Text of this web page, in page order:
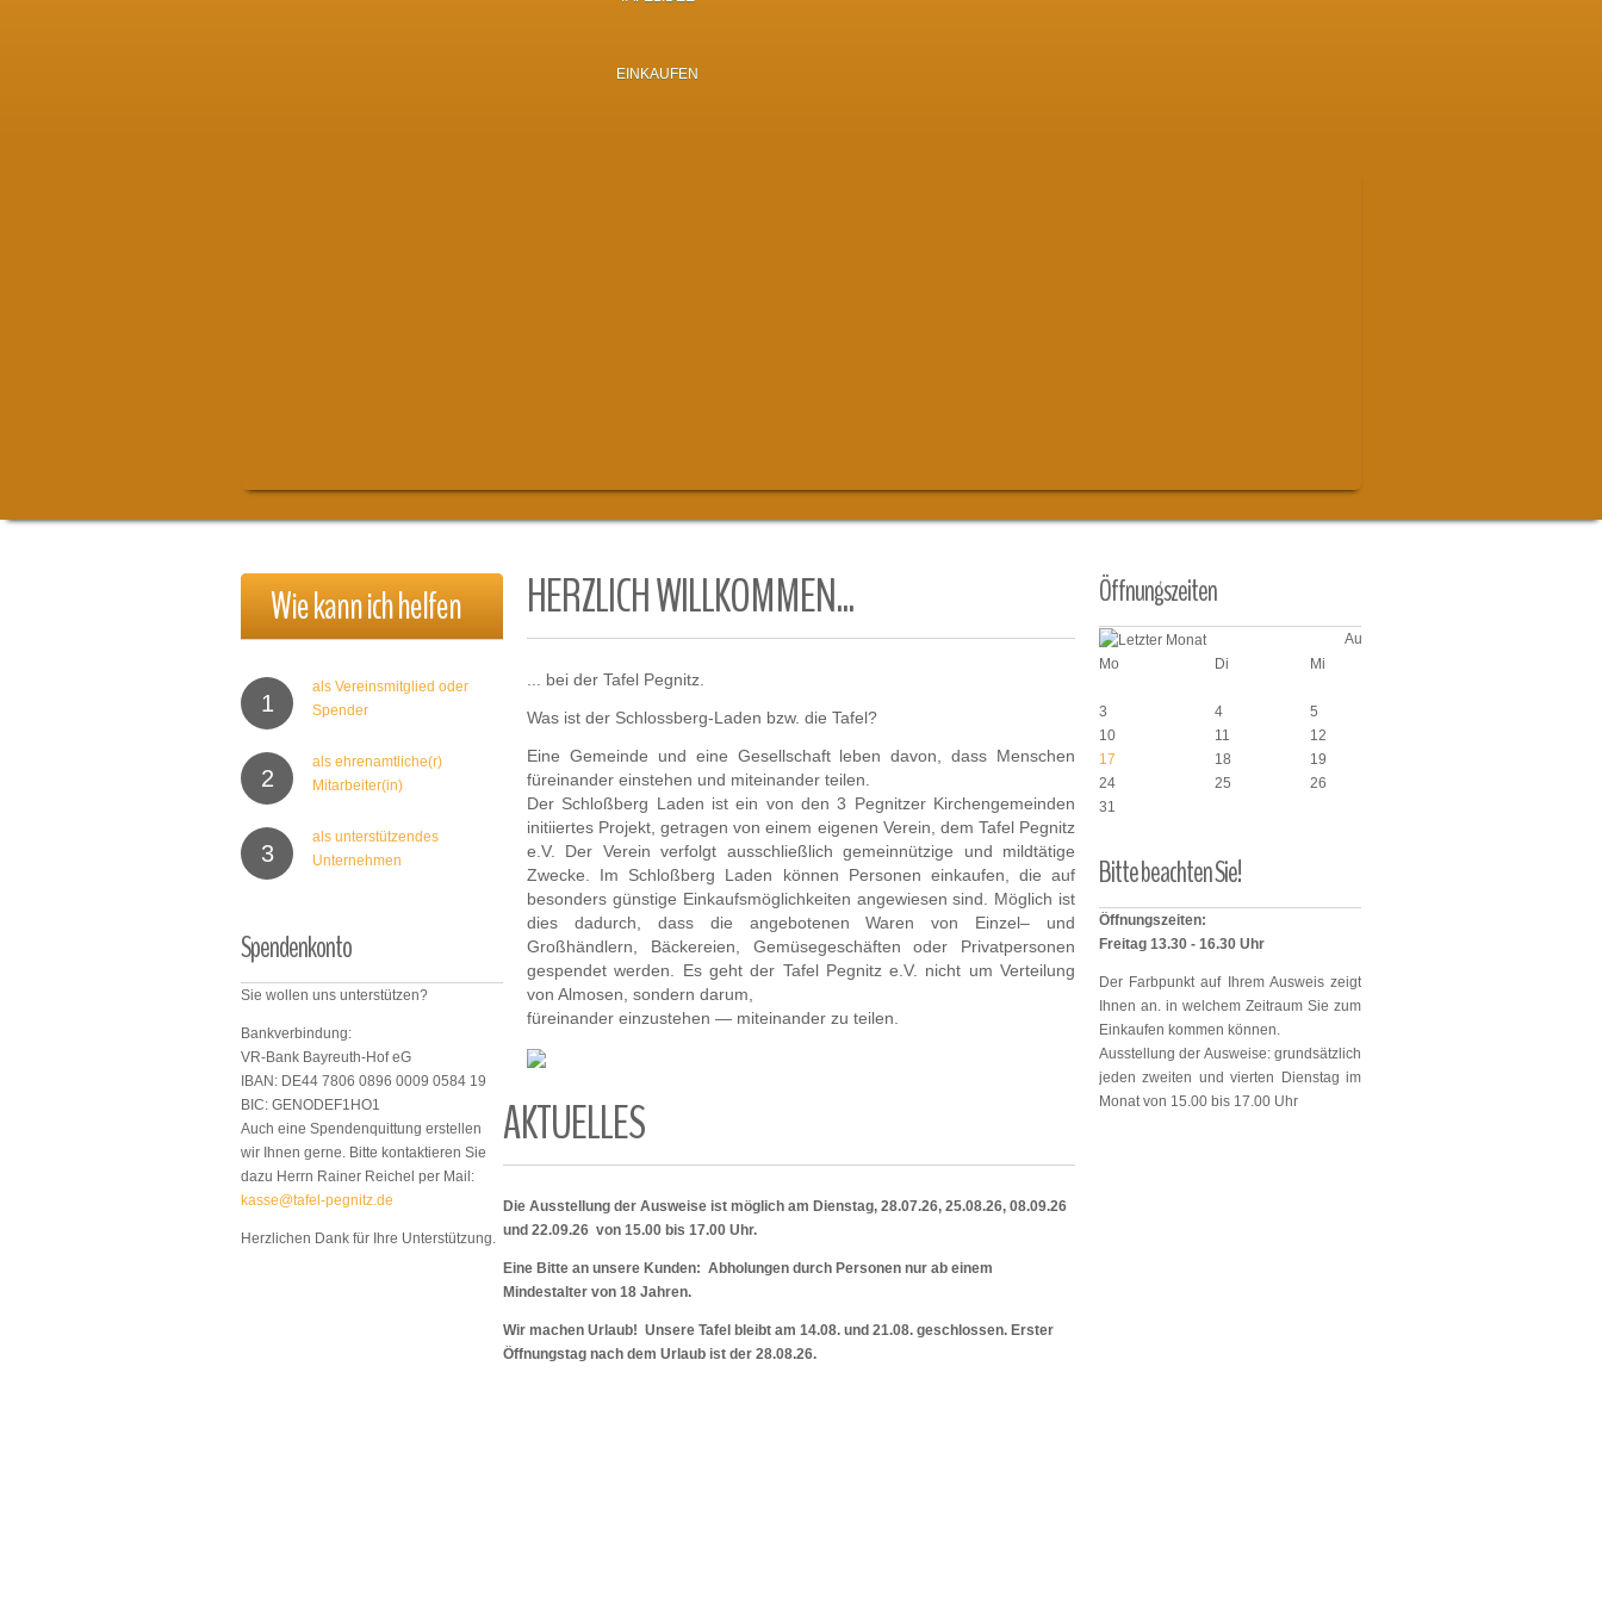
EINKAUFEN
Wiekannichhelfen
1
als Vereinsmitglied oder
Spender
2
als ehrenamtliche(r)
Mitarbeiter(in)
3
als unterstützendes
Unternehmen
Spendenkonto
Sie wollen uns unterstützen?
Bankverbindung:
VR-Bank Bayreuth-Hof eG
IBAN: DE44 7806 0896 0009 0584 19
BIC: GENODEF1HO1
Auch eine Spendenquittung erstellen
wir Ihnen gerne. Bitte kontaktieren Sie
dazu Herrn Rainer Reichel per Mail:
kasse@tafel-pegnitz.de
Herzlichen Dank für Ihre Unterstützung.
HERZLICH WILLKOMMEN...
... bei der Tafel Pegnitz.
Was ist der Schlossberg-Laden bzw. die Tafel?
Eine Gemeinde und eine Gesellschaft leben davon, dass Menschen
füreinander einstehen und miteinander teilen.
Der Schloßberg Laden ist ein von den 3 Pegnitzer Kirchengemeinden
initiiertes Projekt, getragen von einem eigenen Verein, dem Tafel Pegnitz
e.V. Der Verein verfolgt ausschließlich gemeinnützige und mildtätige
Zwecke. Im Schloßberg Laden können Personen einkaufen, die auf
besonders günstige Einkaufsmöglichkeiten angewiesen sind. Möglich ist
dies dadurch, dass die angebotenen Waren von Einzel– und
Großhändlern, Bäckereien, Gemüsegeschäften oder Privatpersonen
gespendet werden. Es geht der Tafel Pegnitz e.V. nicht um Verteilung
von Almosen, sondern darum,
füreinander einzustehen — miteinander zu teilen.
AKTUELLES
Die Ausstellung der Ausweise ist möglich am Dienstag, 28.07.26, 25.08.26, 08.09.26
und 22.09.26 von 15.00 bis 17.00 Uhr.
Eine Bitte an unsere Kunden: Abholungen durch Personen nur ab einem
Mindestalter von 18 Jahren.
Wir machen Urlaub! Unsere Tafel bleibt am 14.08. und 21.08. geschlossen. Erster
Öffnungstag nach dem Urlaub ist der 28.08.26.
Öffnungszeiten
August 2026
Mo
Di Mi
3 4 5
10
11 12
17
18 19
24
25 26
31
BittebeachtenSie!
Öffnungszeiten:
Freitag 13.30 - 16.30 Uhr
Der Farbpunkt auf Ihrem Ausweis zeigt
Ihnen an. in welchem Zeitraum Sie zum
Einkaufen kommen können.
Ausstellung der Ausweise: grundsätzlich
jeden zweiten und vierten Dienstag im
Monat von 15.00 bis 17.00 Uhr